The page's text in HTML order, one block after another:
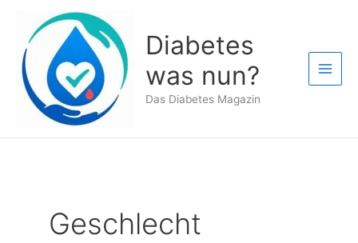
springen
Diabetes
was nun?
Das Diabetes Magazin
Geschlecht